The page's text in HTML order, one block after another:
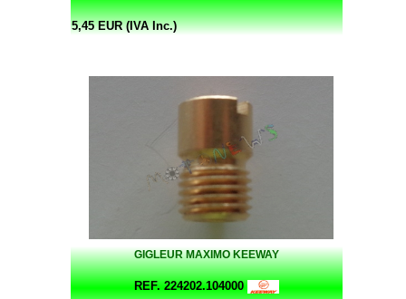
5,45 EUR (IVA Inc.)
GIGLEUR MAXIMO KEEWAY
REF. 224202.104000